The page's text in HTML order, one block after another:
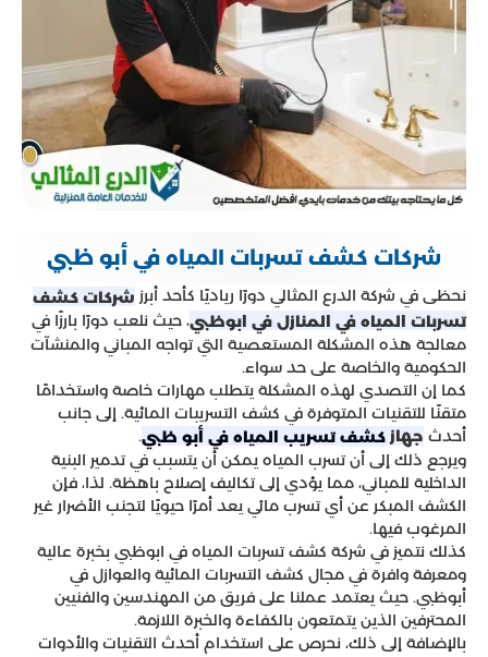
شركات كشف تسربات المياه في أبو ظبي
نحظى في شركة الدرع المثالي دورًا رياديًا كأحد أبرز شركات كشف
تسربات المياه في المنازل في ابوظبي، حيث نلعب دورًا بارزًا في
معالجة هذه المشكلة المستعصية التي تواجه المباني والمنشآت
الحكومية والخاصة على حد سواء.
كما إن التصدي لهذه المشكلة يتطلب مهارات خاصة واستخدامًا
متقنًا للتقنيات المتوفرة في كشف التسريبات المائية. إلى جانب
أحدث جهاز كشفتسريب المياه في أبو ظبي.
ويرجع ذلك إلى أن تسرب المياه يمكن أن يتسبب في تدمير البنية
الداخلية للمباني، مما يؤدي إلى تكاليف إصلاح باهظة. لذا، فإن
الكشف المبكر عن أي تسرب مائي يعد أمرًا حيويًا لتجنب الأضرار غير
المرغوب فيها.
كذلك نتميز في شركة كشف تسربات المياه في ابوظبي بخبرة عالية
ومعرفة وافرة في مجال كشف التسربات المائية والعوازل في
أبوظبي. حيث يعتمد عملنا على فريق من المهندسين والفنيين
المحترفين الذين يتمتعون بالكفاءة والخبرة اللازمة.
بالإضافة إلى ذلك، نحرص على استخدام أحدث التقنيات والأدوات